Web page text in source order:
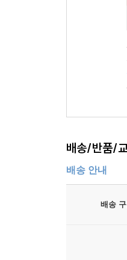
배송/반품/
배송 안내
배송